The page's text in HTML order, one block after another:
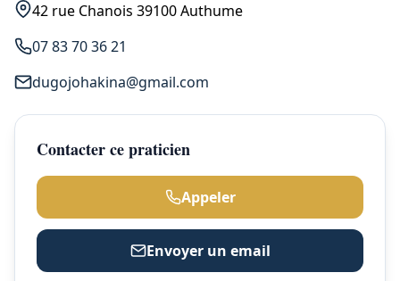
42 rue Chanois 39100 Authume
07 83 70 36 21
dugojohakina@gmail.com
Contacter ce praticien
Appeler
Envoyer un email